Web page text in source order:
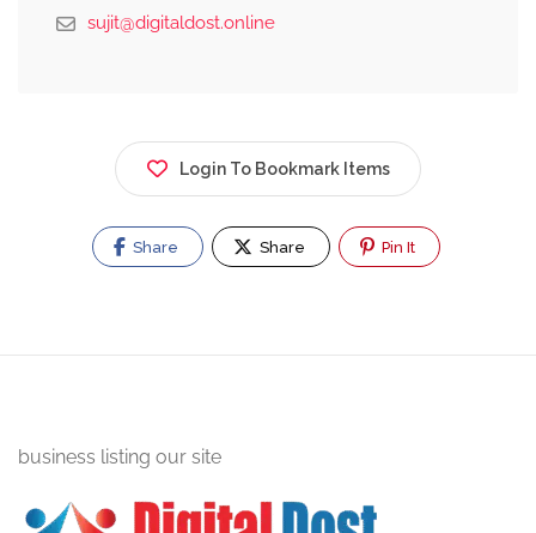
sujit@digitaldost.online
Login To Bookmark Items
Share Share Pin It
business listing our site